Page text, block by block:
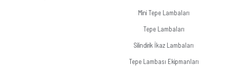
Mini Tepe Lambaları
Tepe Lambaları
Silindirik İkaz Lambaları
Tepe Lambası Ekipmanları